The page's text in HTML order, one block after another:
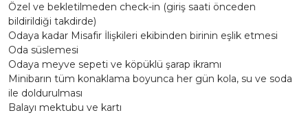
Özel ve bekletilmeden check-in (giriş saati önceden
bildirildiği takdirde)
Odaya kadar Misafir İlişkileri ekibinden birinin eşlik etmesi
Oda süslemesi
Odaya meyve sepeti ve köpüklü şarap ikramı
Minibarın tüm konaklama boyunca her gün kola, su ve soda
ile doldurulması
Balayı mektubu ve kartı